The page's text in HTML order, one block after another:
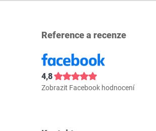
Reference a recenze
4,8
Zobrazit Facebook hodnocení